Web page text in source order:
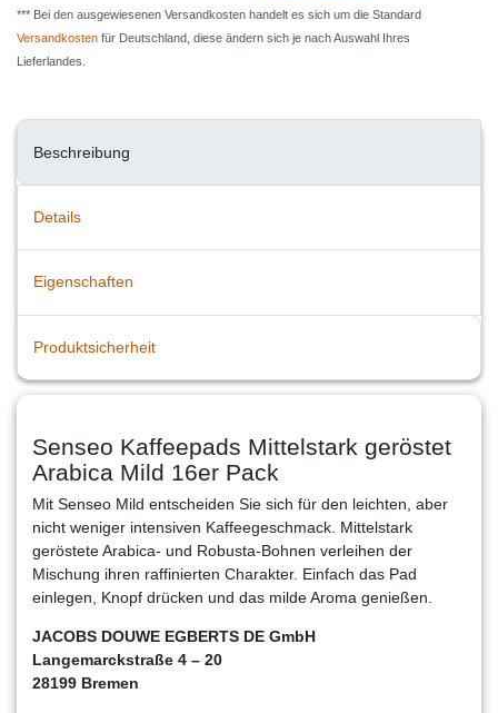
*** Bei den ausgewiesenen Versandkosten handelt es sich um die Standard
Versandkosten für Deutschland, diese ändern sich je nach Auswahl Ihres
Lieferlandes.
Beschreibung
Details
Eigenschaften
Produktsicherheit
Senseo Kaffeepads Mittelstark geröstet
Arabica Mild 16er Pack
Mit Senseo Mild entscheiden Sie sich für den leichten, aber
nicht weniger intensiven Kaffeegeschmack. Mittelstark
geröstete Arabica- und Robusta-Bohnen verleihen der
Mischung ihren raffinierten Charakter. Einfach das Pad
einlegen, Knopf drücken und das milde Aroma genießen.
JACOBS DOUWE EGBERTS DE GmbH
Langemarckstraße 4 – 20
28199 Bremen